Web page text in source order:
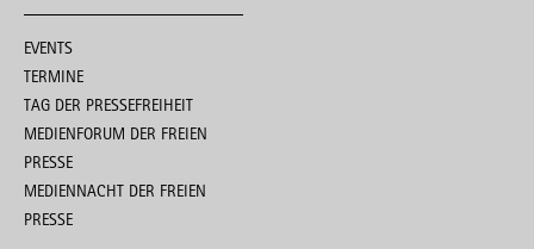
EVENTS
TERMINE
TAG DER PRESSEFREIHEIT
MEDIENFORUM DER FREIEN
PRESSE
MEDIENNACHT DER FREIEN
PRESSE